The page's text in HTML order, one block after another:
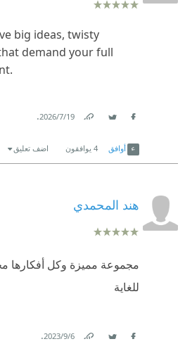
big ideas, twisty
demand your full
19‏/7‏/2026
.
أوافق 4 يوافقون اضف تعليق
هند المحمدي
مجموعة مميزة وكل أفكارها
للغاية
6‏/9‏/2023
.